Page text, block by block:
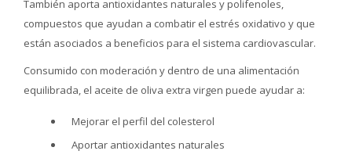
También aporta antioxidantes naturales y polifenoles,
compuestos que ayudan a combatir el estrés oxidativo y que
están asociados a beneficios para el sistema cardiovascular.
Consumido con moderación y dentro de una alimentación
equilibrada, el aceite de oliva extra virgen puede ayudar a:
Mejorar el perfil del colesterol
Aportar antioxidantes naturales